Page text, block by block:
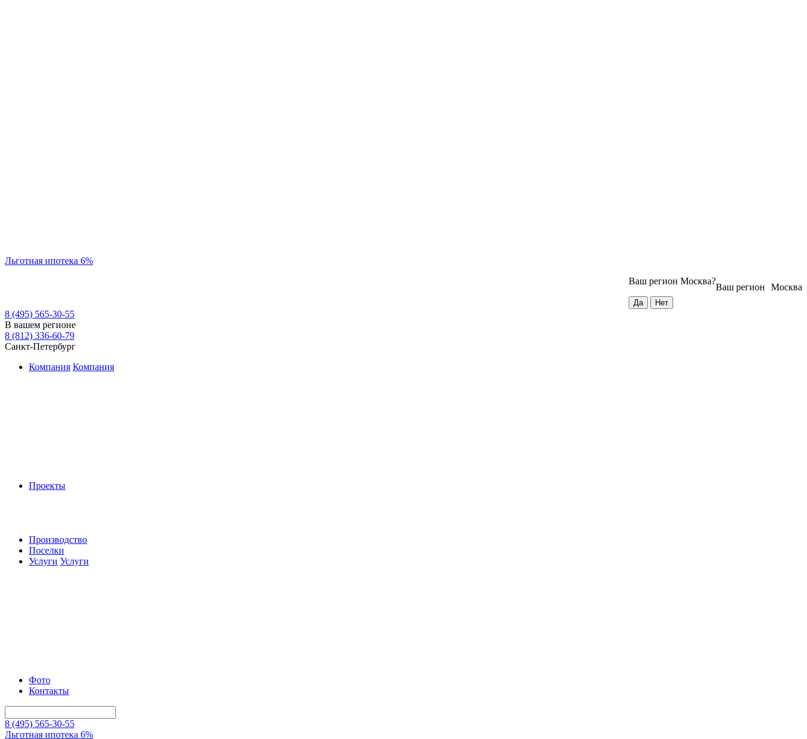
Льготная ипотека 6%
Москва
Ваш регион
Ваш регион Москва?
8 (495) 565-30-55
В вашем регионе
8 (812) 336-60-79
Санкт-Петербург
Компания Компания
Проекты
Производство
Поселки
Услуги Услуги
Фото
Контакты
8 (495) 565-30-55
Льготная ипотека 6%